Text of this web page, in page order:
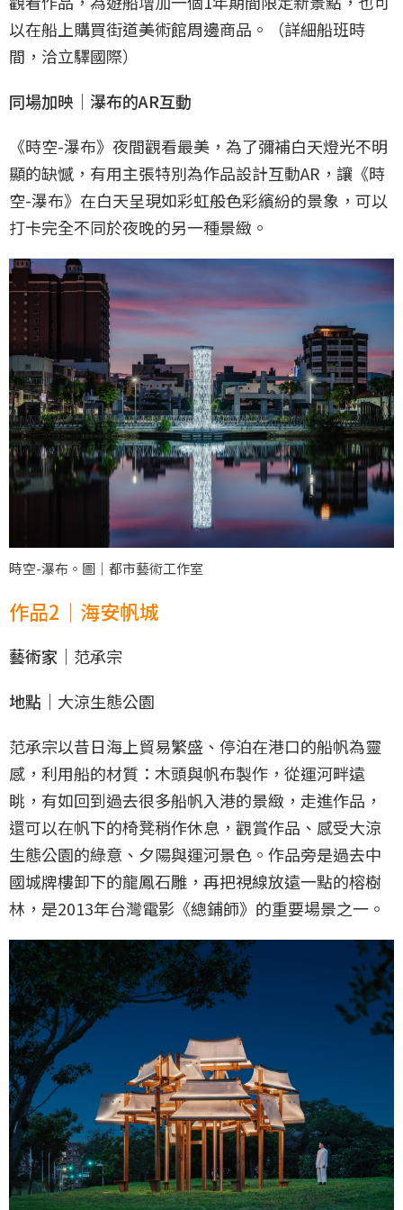
以在船上購買街道美術館周邊商品。（詳細船班時
間，洽立驛國際）
同場加映｜瀑布的AR互動
《時空-瀑布》夜間觀看最美，為了彌補白天燈光不明
顯的缺憾，有用主張特別為作品設計互動AR，讓《時
空-瀑布》在白天呈現如彩虹般色彩繽紛的景象，可以
打卡完全不同於夜晚的另一種景緻。
時空-瀑布。圖｜都市藝術工作室
作品2｜海安帆城
藝術家｜ 范承宗
地點｜ 大涼生態公園
范承宗以昔日海上貿易繁盛、停泊在港口的船帆為靈
感，利用船的材質：木頭與帆布製作，從運河畔遠
眺，有如回到過去很多船帆入港的景緻，走進作品，
還可以在帆下的椅凳稍作休息，觀賞作品、感受大涼
生態公園的綠意、夕陽與運河景色。作品旁是過去中
國城牌樓卸下的龍鳳石雕，再把視線放遠一點的榕樹
林，是2013年台灣電影《總鋪師》的重要場景之一。